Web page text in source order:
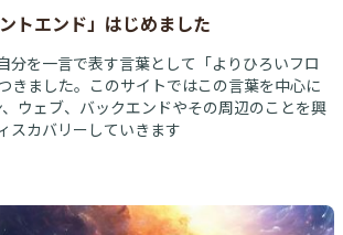
トエンド」はじめました
分を一言で表す言葉として「よりひろいフロ
きました。このサイトではこの言葉を中心に
ウェブ、バックエンドやその周辺のことを興
スカバリーしていきます